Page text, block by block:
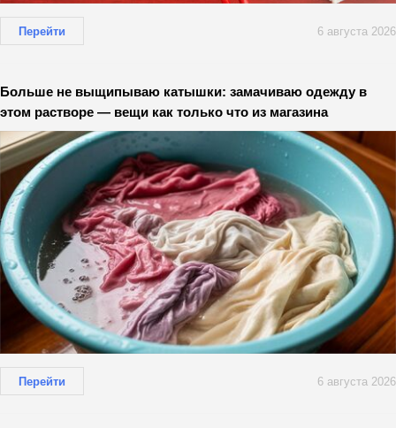
Перейти 6 августа 2026
Больше не выщипываю катышки: замачиваю одежду в
этом растворе — вещи как только что из магазина
Перейти 6 августа 2026